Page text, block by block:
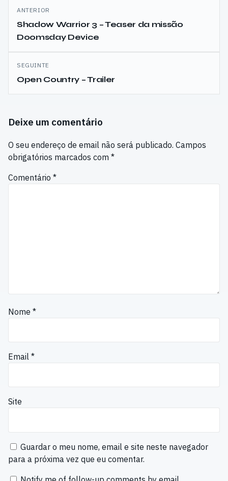
Navegação
de
artigos
ANTERIOR
Shadow Warrior 3 – Teaser da missão
Doomsday Device
SEGUINTE
Open Country – Trailer
Deixe um comentário
O seu endereço de email não será publicado. Campos
obrigatórios marcados com *
Comentário *
Nome *
Email *
Site
Guardar o meu nome, email e site neste navegador
para a próxima vez que eu comentar.